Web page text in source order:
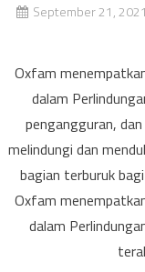
September 21, 2021
Oxfam
dalam
pengangguran,
melindungi dan
bagian terburuk
Oxfam
dalam